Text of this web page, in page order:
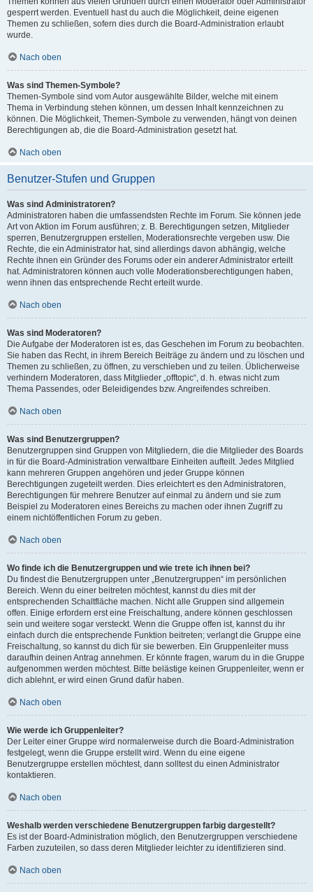
gesperrt werden. Eventuell hast du auch die Möglichkeit, deine eigenen
Themen zu schließen, sofern dies durch die Board-Administration erlaubt
wurde.
Nach oben
Was sind Themen-Symbole?
Themen-Symbole sind vom Autor ausgewählte Bilder, welche mit einem
Thema in Verbindung stehen können, um dessen Inhalt kennzeichnen zu
können. Die Möglichkeit, Themen-Symbole zu verwenden, hängt von deinen
Berechtigungen ab, die die Board-Administration gesetzt hat.
Nach oben
Benutzer-Stufen und Gruppen
Was sind Administratoren?
Administratoren haben die umfassendsten Rechte im Forum. Sie können jede
Art von Aktion im Forum ausführen; z. B. Berechtigungen setzen, Mitglieder
sperren, Benutzergruppen erstellen, Moderationsrechte vergeben usw. Die
Rechte, die ein Administrator hat, sind allerdings davon abhängig, welche
Rechte ihnen ein Gründer des Forums oder ein anderer Administrator erteilt
hat. Administratoren können auch volle Moderationsberechtigungen haben,
wenn ihnen das entsprechende Recht erteilt wurde.
Nach oben
Was sind Moderatoren?
Die Aufgabe der Moderatoren ist es, das Geschehen im Forum zu beobachten.
Sie haben das Recht, in ihrem Bereich Beiträge zu ändern und zu löschen und
Themen zu schließen, zu öffnen, zu verschieben und zu teilen. Üblicherweise
verhindern Moderatoren, dass Mitglieder „offtopic“, d. h. etwas nicht zum
Thema Passendes, oder Beleidigendes bzw. Angreifendes schreiben.
Nach oben
Was sind Benutzergruppen?
Benutzergruppen sind Gruppen von Mitgliedern, die die Mitglieder des Boards
in für die Board-Administration verwaltbare Einheiten aufteilt. Jedes Mitglied
kann mehreren Gruppen angehören und jeder Gruppe können
Berechtigungen zugeteilt werden. Dies erleichtert es den Administratoren,
Berechtigungen für mehrere Benutzer auf einmal zu ändern und sie zum
Beispiel zu Moderatoren eines Bereichs zu machen oder ihnen Zugriff zu
einem nichtöffentlichen Forum zu geben.
Nach oben
Wo finde ich die Benutzergruppen und wie trete ich ihnen bei?
Du findest die Benutzergruppen unter „Benutzergruppen“ im persönlichen
Bereich. Wenn du einer beitreten möchtest, kannst du dies mit der
entsprechenden Schaltfläche machen. Nicht alle Gruppen sind allgemein
offen. Einige erfordern erst eine Freischaltung, andere können geschlossen
sein und weitere sogar versteckt. Wenn die Gruppe offen ist, kannst du ihr
einfach durch die entsprechende Funktion beitreten; verlangt die Gruppe eine
Freischaltung, so kannst du dich für sie bewerben. Ein Gruppenleiter muss
daraufhin deinen Antrag annehmen. Er könnte fragen, warum du in die Gruppe
aufgenommen werden möchtest. Bitte belästige keinen Gruppenleiter, wenn er
dich ablehnt, er wird einen Grund dafür haben.
Nach oben
Wie werde ich Gruppenleiter?
Der Leiter einer Gruppe wird normalerweise durch die Board-Administration
festgelegt, wenn die Gruppe erstellt wird. Wenn du eine eigene
Benutzergruppe erstellen möchtest, dann solltest du einen Administrator
kontaktieren.
Nach oben
Weshalb werden verschiedene Benutzergruppen farbig dargestellt?
Es ist der Board-Administration möglich, den Benutzergruppen verschiedene
Farben zuzuteilen, so dass deren Mitglieder leichter zu identifizieren sind.
Nach oben